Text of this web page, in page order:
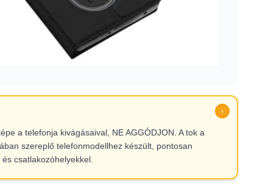
a telefonja kivágásaival, NE AGGÓDJON. A tok a
szereplő telefonmodellhez készült, pontosan
csatlakozóhelyekkel.